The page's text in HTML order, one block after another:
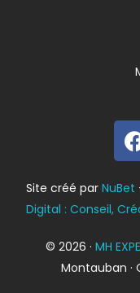
DPE
© 2026 · MH
Montauban ·
Site créé parNuBet
Digital : Conseil,